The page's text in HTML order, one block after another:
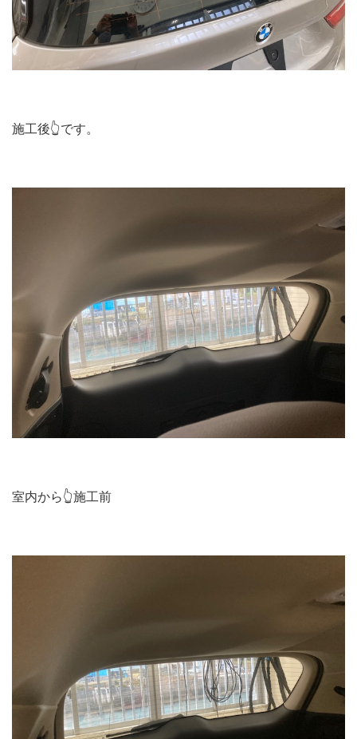
施工後👆です。
室内から👆施工前